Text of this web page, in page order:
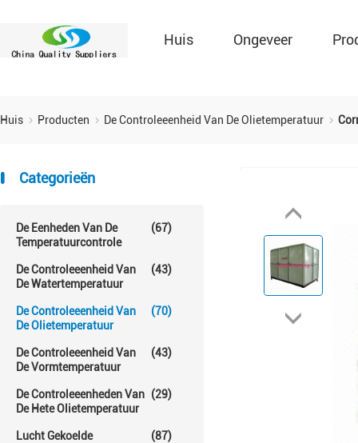
Huis Ongeveer
Huis Producten De Controleeenheid Van De Olietemperatuur
Categorieën
De Eenheden Van De
Temperatuurcontrole
(67)
De Controleeenheid Van
De Watertemperatuur
(43)
De Controleeenheid Van
De Olietemperatuur
(70)
De Controleeenheid Van
De Vormtemperatuur
(43)
De Controleeenheden Van
De Hete Olietemperatuur
(29)
Lucht Gekoelde
(87)